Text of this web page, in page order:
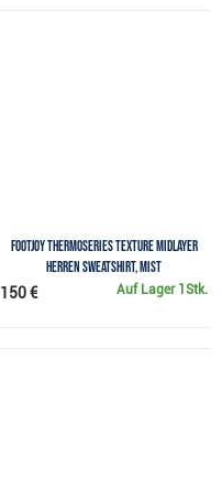
FootJoy ThermoSeries Texture Midlayer
Herren Sweatshirt, Mist
Auf Lager 1Stk.
150 €